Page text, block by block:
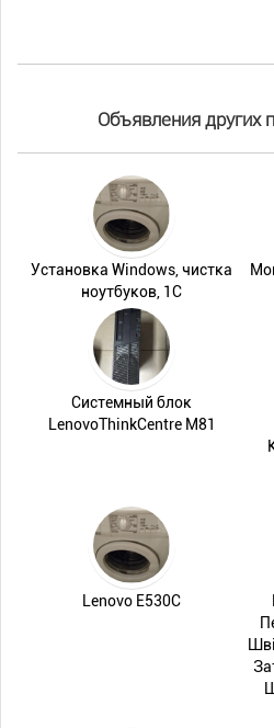
Объявления других
Установка Windows, чистка
ноутбуков, 1С
Системный блок
LenovoThinkCentre M81
Lenovo E530C